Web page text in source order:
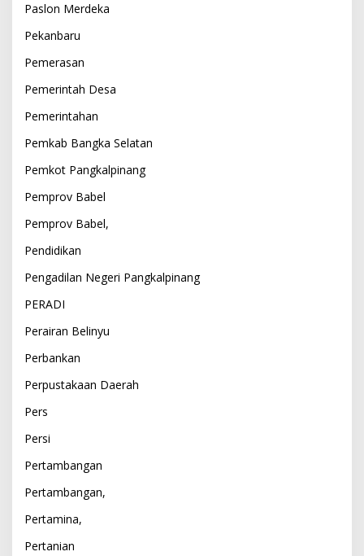
Paslon Merdeka
Pekanbaru
Pemerasan
Pemerintah Desa
Pemerintahan
Pemkab Bangka Selatan
Pemkot Pangkalpinang
Pemprov Babel
Pemprov Babel,
Pendidikan
Pengadilan Negeri Pangkalpinang
PERADI
Perairan Belinyu
Perbankan
Perpustakaan Daerah
Pers
Persi
Pertambangan
Pertambangan,
Pertamina,
Pertanian